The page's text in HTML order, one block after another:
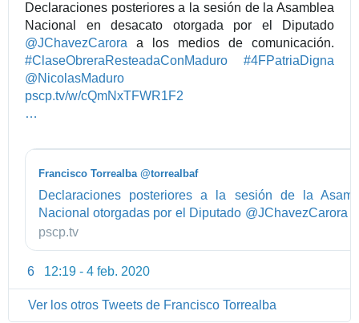
r
Declaraciones posteriores a la sesión de la Asamblea
Nacional en desacato otorgada por el Diputado
@JChavezCarora a los medios de comunicación.
#ClaseObreraResteadaConMaduro #4FPatriaDigna
@NicolasMaduro
h
t
p
w
w
.
pscp.tv/w/cQmNxTFWR1F2
b
S
0
9
8
…
Francisco Torrealba @torrealbaf
Declaraciones posteriores a la sesión de la
Nacional otorgadas por el Diputado @JChavezCarora
medios de
#ClaseObreraResteadaConMaduro
@NicolasMaduro
pscp.tv
6 12:19 - 4 feb. 2020
n
Ver los otros Tweets de Francisco Torrealba